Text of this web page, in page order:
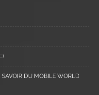
SAVOIR DU MOBILE WORLD